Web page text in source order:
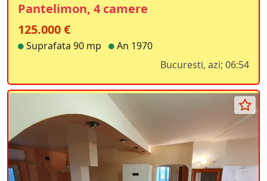
Pantelimon, 4 camere
125.000 €
Suprafata 90 mp
An 1970
Bucuresti, azi; 06:54